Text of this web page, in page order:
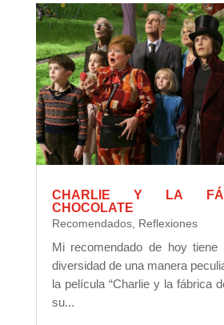
CHARLIE Y LA
CHOCOLATE
Recomendados, Reflexiones
Mi recomendado de hoy
diversidad de una manera
la película “Charlie y la fábrica
su...